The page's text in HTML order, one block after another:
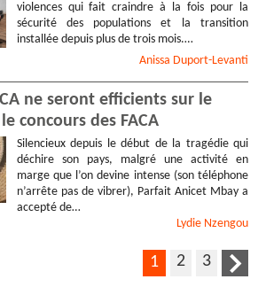
violences qui fait craindre à la fois pour la
sécurité des populations et la transition
installée depuis plus de trois mois.…
Anissa Duport-Levanti
ne seront efficients sur le
concours des FACA
Silencieux depuis le début de la tragédie qui
déchire son pays, malgré une activité en
marge que l’on devine intense (son téléphone
n’arrête pas de vibrer), Parfait Anicet Mbay a
accepté de…
Lydie Nzengou
1 2 3